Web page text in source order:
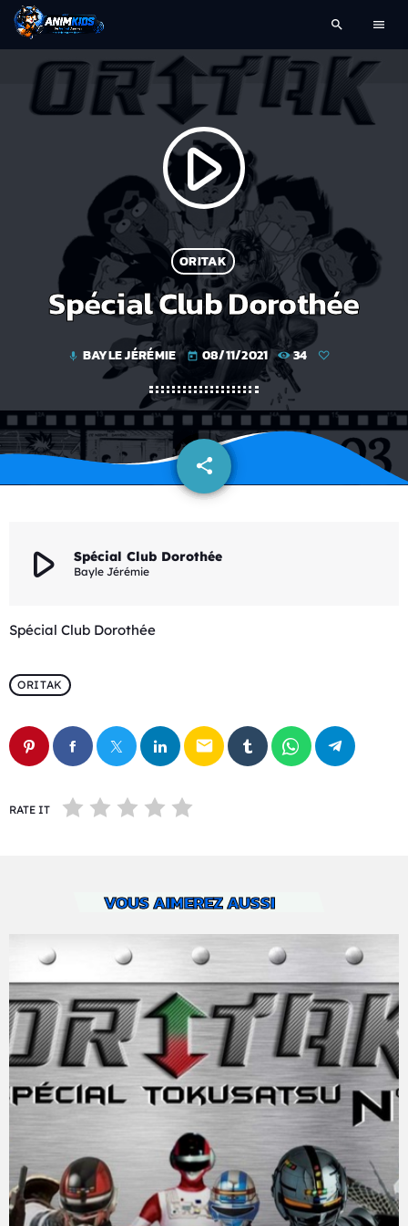
search menu
play_arrow
ORITAK
Spécial Club Dorothée
mic BAYLE JÉRÉMIE today 08/11/2021 34
share
email
play_arrow Spécial Club Dorothée
Bayle Jérémie
Spécial Club Dorothée
ORITAK
email
RATE IT
VOUS AIMEREZ AUSSI